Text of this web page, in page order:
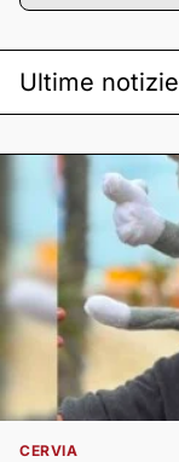
Ultime notizie
CERVIA